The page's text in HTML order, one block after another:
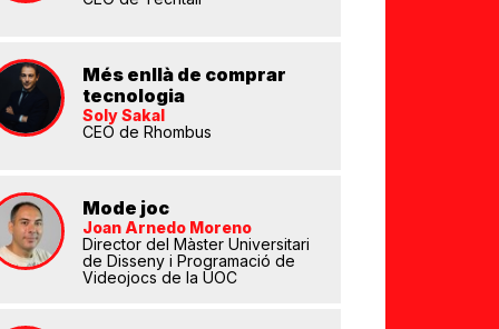
Més enllà de comprar
tecnologia
Soly Sakal
CEO de Rhombus
Mode joc
Joan Arnedo Moreno
Director del Màster Universitari
de Disseny i Programació de
Videojocs de la UOC